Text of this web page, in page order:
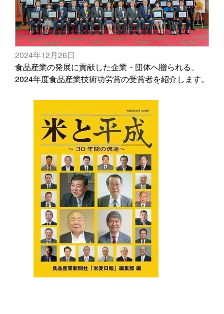
2024年12月26日
食品産業の発展に貢献した企業・団体へ贈られる、
2024年度食品産業技術功労賞の受賞者を紹介します。